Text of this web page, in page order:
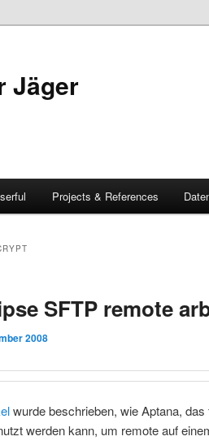
Jäger
Projects & References
SFTP remote
2008
wurde beschrieben, wie Aptana,
werden kann, um remote auf